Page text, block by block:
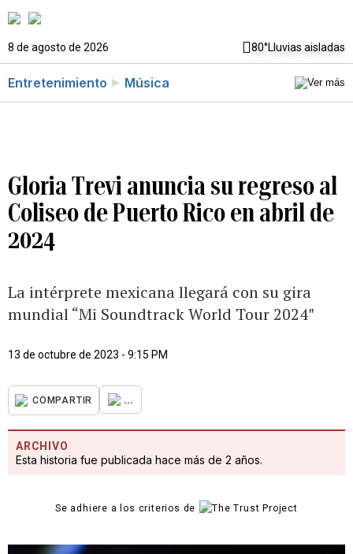
8 de agosto de 2026 80°Lluvias aisladas
Entretenimiento Música
Gloria Trevi anuncia su regreso al
Coliseo de Puerto Rico en abril de
2024
La intérprete mexicana llegará con su gira
mundial “Mi Soundtrack World Tour 2024″
13 de octubre de 2023 - 9:15 PM
COMPARTIR ...
ARCHIVO
Esta historia fue publicada hace más de 2 años.
Se adhiere a los criterios de